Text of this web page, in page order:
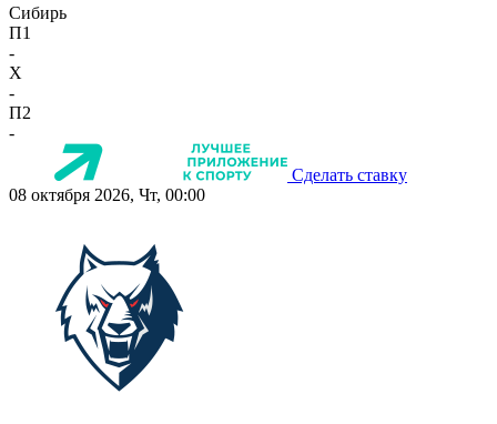
Сибирь
П1
-
X
-
П2
-
Сделать ставку
08 октября 2026, Чт, 00:00